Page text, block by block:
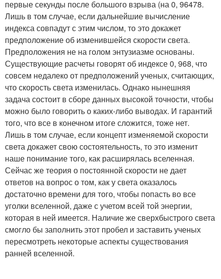
первые секунды после большого взрыва (на 0, 96478.
Лишь в том случае, если дальнейшие вычисление
индекса совпадут с этим числом, то это докажет
предположение об изменившейся скорости света.
Предположения не на голом энтузиазме основаны.
Существующие расчеты говорят об индексе 0, 968, что
совсем недалеко от предположений ученых, считающих,
что скорость света изменилась. Однако нынешняя
задача состоит в сборе данных высокой точности, чтобы
можно было говорить о каких-либо выводах. И гарантий
того, что все в конечном итоге сложится, тоже нет.
Лишь в том случае, если концепт изменяемой скорости
света докажет свою состоятельность, то это изменит
наше понимание того, как расширялась вселенная.
Сейчас же теория о постоянной скорости не дает
ответов на вопрос о том, как у света оказалось
достаточно времени для того, чтобы попасть во все
уголки вселенной, даже с учетом всей той энергии,
которая в ней имеется. Наличие же сверхбыстрого света
смогло бы заполнить этот пробел и заставить ученых
пересмотреть некоторые аспекты существования
ранней вселенной.